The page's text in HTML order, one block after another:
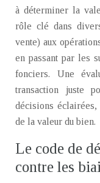
à déterminer la
rôle clé dans
vente) aux
en passant par les
fonciers. Une
transaction juste
décisions éclairées,
de la valeur du bien.
Le code de
contre les